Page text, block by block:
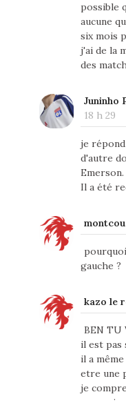
possible
aucune
six mois
j'ai de la
des
Juninho
18 h 29
je répond
d'autre
Emerson.
Il a été
gauche ?
kazo le
BEN TU
il est pas
il a
etre une
je